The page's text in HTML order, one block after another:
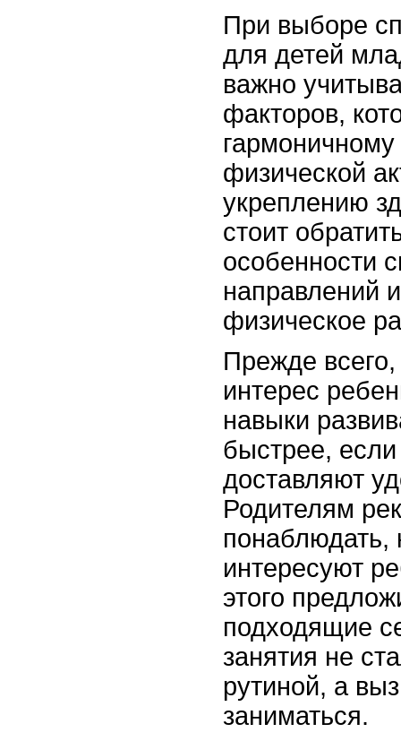
При выборе
для детей
важно
факторов,
физической
укреплению
стоит
особенности
направлений
физическое
Прежде
интерес
навыки
быстрее, если
доставляют
Родителям
понаблюдать,
интересуют
этого
подходящие
занятия не
рутиной, а
заниматься.